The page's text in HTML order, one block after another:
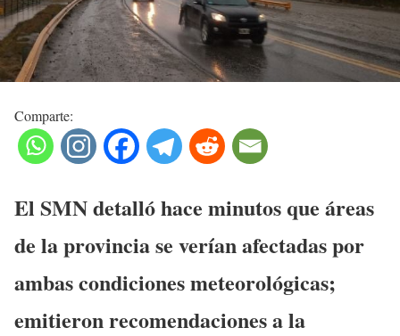
Comparte:
El SMN detalló hace minutos que áreas
de la provincia se verían afectadas por
ambas condiciones meteorológicas;
emitieron recomendaciones a la